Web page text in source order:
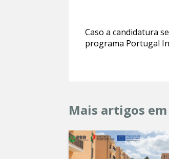
Caso a candidatura
programa Portugal
Mais artigos